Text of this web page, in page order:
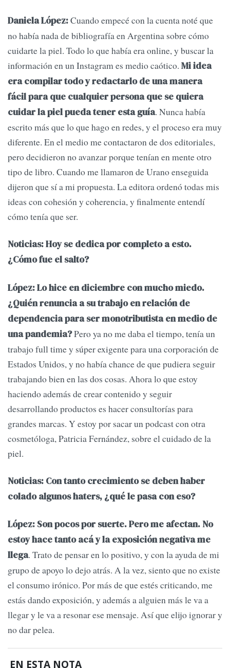
Daniela López:Cuando empecé con la cuenta noté que
no había nada de bibliografía en Argentina sobre cómo
cuidarte la piel. Todo lo que había era online, y buscar la
información en un Instagram es medio caótico. Mi idea
era compilar todo y redactarlo de una manera
fácil para que cualquier persona que se quiera
cuidar la piel pueda tener esta guía. Nunca había
escrito más que lo que hago en redes, y el proceso era muy
diferente. En el medio me contactaron de dos editoriales,
pero decidieron no avanzar porque tenían en mente otro
tipo de libro. Cuando me llamaron de Urano enseguida
dijeron que sí a mi propuesta. La editora ordenó todas mis
ideas con cohesión y coherencia, y finalmente entendí
cómo tenía que ser.
Noticias: Hoy se dedica por completo a esto.
¿Cómo fue el salto?
López: Lo hice en diciembre con mucho miedo.
¿Quién renuncia a su trabajo en relación de
dependencia para ser monotributista en medio de
una pandemia?Pero ya no me daba el tiempo, tenía un
trabajo full time y súper exigente para una corporación de
Estados Unidos, y no había chance de que pudiera seguir
trabajando bien en las dos cosas. Ahora lo que estoy
haciendo además de crear contenido y seguir
desarrollando productos es hacer consultorías para
grandes marcas. Y estoy por sacar un podcast con otra
cosmetóloga, Patricia Fernández, sobre el cuidado de la
piel.
Noticias: Con tanto crecimiento se deben haber
colado algunos haters, ¿qué le pasa con eso?
López: Son pocos por suerte. Pero me afectan. No
estoy hace tanto acá y la exposición negativa me
llega. Trato de pensar en lo positivo, y con la ayuda de mi
grupo de apoyo lo dejo atrás. A la vez, siento que no existe
el consumo irónico. Por más de que estés criticando, me
estás dando exposición, y además a alguien más le va a
llegar y le va a resonar ese mensaje. Así que elijo ignorar y
no dar pelea.
EN ESTA NOTA